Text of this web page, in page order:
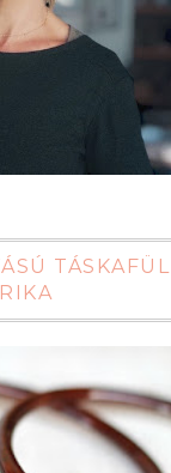
TÁSKAFÜL